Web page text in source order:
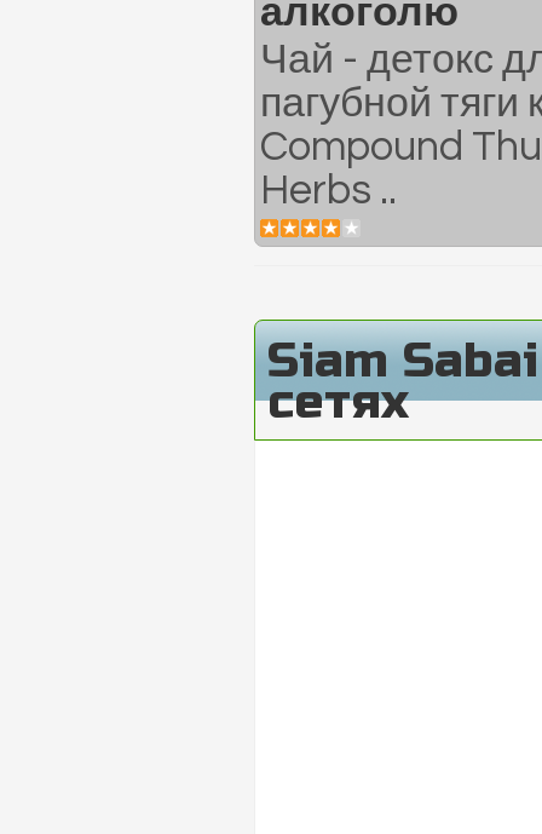
алкоголю
Чай - детокс
пагубной тяги
Compound
Herbs ..
Siam
сетях